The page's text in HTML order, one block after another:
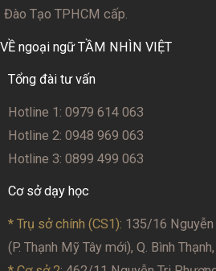
Đào Tạo TPHCM cấp.
VỀ ngoại ngữ TẦM NHÌN VIỆT
Tổng đài tư vấn
Hotline 1: 0979 614 063
Hotline 2: 0948 969 063
Hotline 3: 0899 499 063
Cơ sở dạy học
* Trụ sở chính (CS1): 135/16 Nguyễn
(P. Thạnh Mỹ Tây mới), Q. Bình